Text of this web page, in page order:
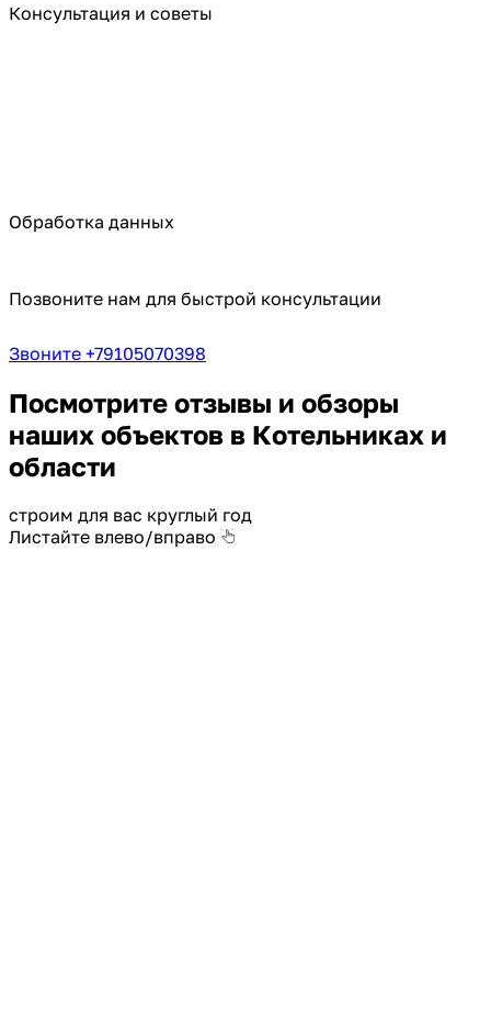
Консультация и советы
Обработка данных
Позвоните нам для быстрой консультации
Звоните +79105070398
Посмотрите отзывы и обзоры
наших объектов в Котельниках и
области
строим для вас круглый год
Листайте влево/вправо